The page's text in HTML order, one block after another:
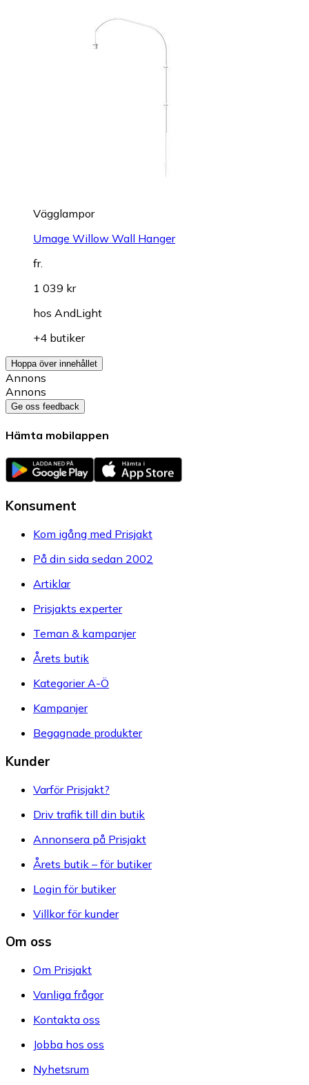
Vägglampor
Umage Willow Wall Hanger
fr.
1 039 kr
hos AndLight
+4 butiker
Hoppa över innehållet
Annons
Annons
Ge oss feedback
Hämta mobilappen
Konsument
Kom igång med Prisjakt
På din sida sedan 2002
Artiklar
Prisjakts experter
Teman & kampanjer
Årets butik
Kategorier A-Ö
Kampanjer
Begagnade produkter
Kunder
Varför Prisjakt?
Driv trafik till din butik
Annonsera på Prisjakt
Årets butik – för butiker
Login för butiker
Villkor för kunder
Om oss
Om Prisjakt
Vanliga frågor
Kontakta oss
Jobba hos oss
Nyhetsrum